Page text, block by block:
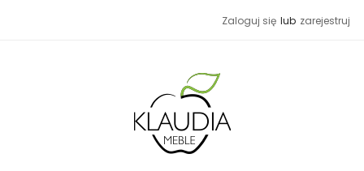
Zaloguj się lub zarejestruj